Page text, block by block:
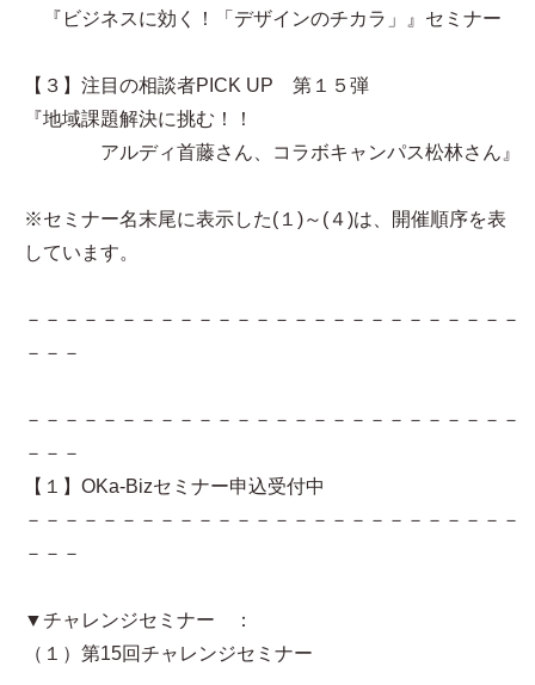
『ビジネスに効く！「デザインのチカラ」』セミナー
【３】注目の相談者PICK UP 第１５弾
『地域課題解決に挑む！！
アルディ首藤さん、コラボキャンパス松林さん』
※セミナー名末尾に表示した(１)～(４)は、開催順序を表
しています。
－－－－－－－－－－－－－－－－－－－－－－－－－－
－－－
－－－－－－－－－－－－－－－－－－－－－－－－－－
－－－
【１】OKa-Bizセミナー申込受付中
－－－－－－－－－－－－－－－－－－－－－－－－－－
－－－
▼チャレンジセミナー ：
（１）第15回チャレンジセミナー